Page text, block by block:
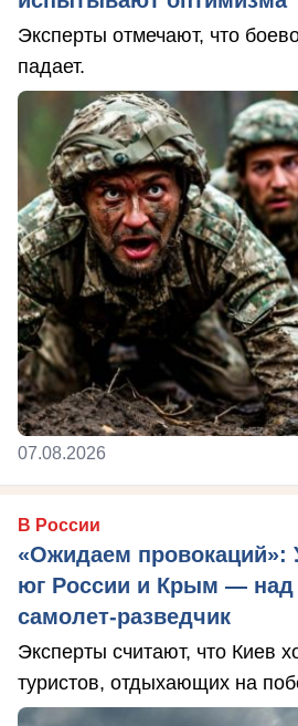
Эксперты отмечают, что
падает.
07.08.2026
В России
«Ожидаем провокаций»:
юг России и Крым — над
самолет-разведчик
Эксперты считают, что Киев
туристов, отдыхающих на